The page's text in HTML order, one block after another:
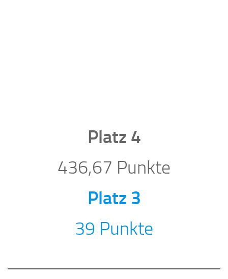
Platz 4
436,67 Punkte
Platz 3
39 Punkte